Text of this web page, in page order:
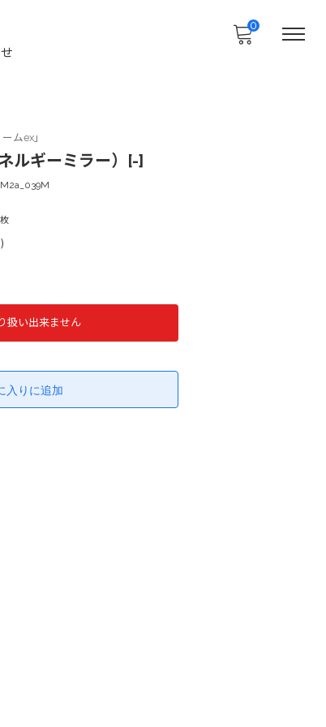
0
ムex」
ルギーミラー）[-]
M2a_039M
枚
扱い出来ません